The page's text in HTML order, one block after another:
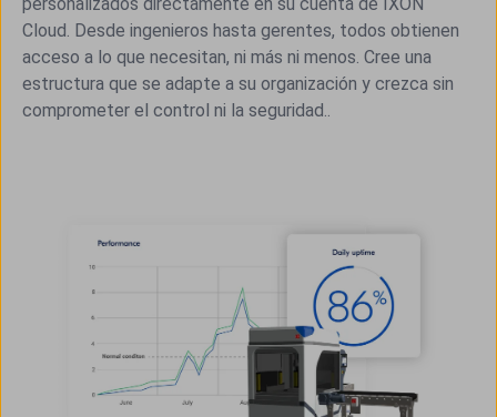
Cloud. Desde ingenieros hasta gerentes, todos obtienen
acceso a lo que necesitan, ni más ni menos. Cree una
estructura que se adapte a su organización y crezca sin
comprometer el control ni la seguridad..